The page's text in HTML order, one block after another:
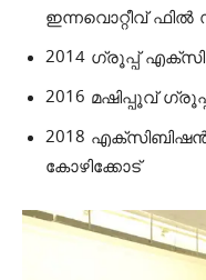
ഇന്നവൊറ്റീവ് ഫില്‍
2014 ഗ്രൂപ്പ്
2016 മഷിപ്പൂവ്
2018
കോഴിക്കോട്